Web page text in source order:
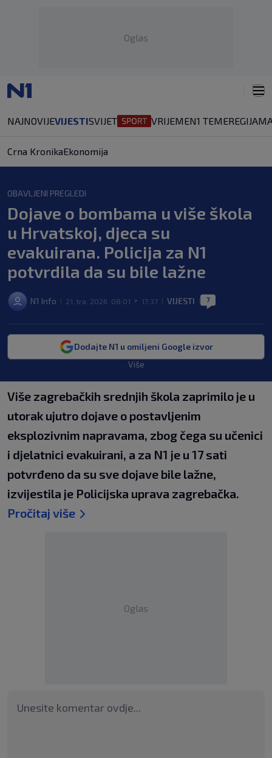
Oglas
NAJNOVIJEVIJESTISVIJET VRIJEMEN1 TEMEREGIJA
Crna KronikaEkonomija
OBAVLJENI PREGLEDI
Dojave o bombama u više škola
u Hrvatskoj, djeca su
evakuirana. Policija za N1
potvrdila da su bile lažne
N1 Info 21. tra. 2026. 08:01 > 17:37 VIJESTI 7
Dodajte N1 u omiljeni Google izvor
Više
Više zagrebačkih srednjih škola zaprimilo je u
utorak ujutro dojave o postavljenim
eksplozivnim napravama, zbog čega su učenici
i djelatnici evakuirani, a za N1 je u 17 sati
potvrđeno da su sve dojave bile lažne,
izvijestila je Policijska uprava zagrebačka.
Pročitaj više
Oglas